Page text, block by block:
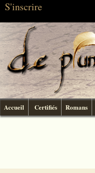
S'inscrire
Accueil Certifiés Romans